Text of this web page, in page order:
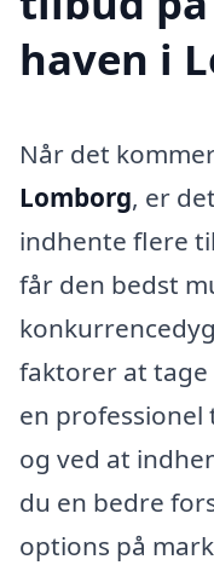
haven i
Når det
Lomborg, er
indhente flere
får den bedst
faktorer at
en
og ved at
du en bedre
options på